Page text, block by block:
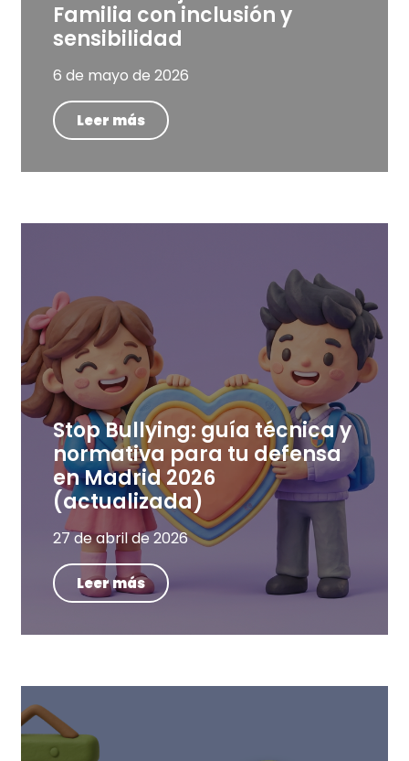
Familia con inclusión y
sensibilidad
6 de mayo de 2026
Leer más
Stop Bullying: guía técnica y
normativa para tu defensa
en Madrid 2026
(actualizada)
27 de abril de 2026
Leer más